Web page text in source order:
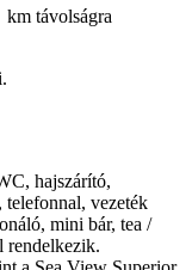
távolságra
hajszárító,
vezeték
mini bár, tea /
rendelkezik.